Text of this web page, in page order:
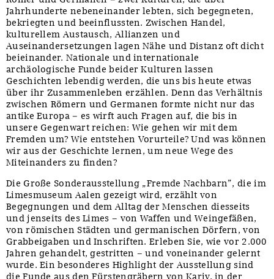
Jahrhunderte nebeneinander lebten, sich begegneten,
bekriegten und beeinflussten. Zwischen Handel,
kulturellem Austausch, Allianzen und
Auseinandersetzungen lagen Nähe und Distanz oft dicht
beieinander. Nationale und internationale
archäologische Funde beider Kulturen lassen
Geschichten lebendig werden, die uns bis heute etwas
über ihr Zusammenleben erzählen. Denn das Verhältnis
zwischen Römern und Germanen formte nicht nur das
antike Europa – es wirft auch Fragen auf, die bis in
unsere Gegenwart reichen: Wie gehen wir mit dem
Fremden um? Wie entstehen Vorurteile? Und was können
wir aus der Geschichte lernen, um neue Wege des
Miteinanders zu finden?
Die Große Sonderausstellung „Fremde Nachbarn”, die im
Limesmuseum Aalen gezeigt wird, erzählt von
Begegnungen und dem Alltag der Menschen diesseits
und jenseits des Limes – von Waffen und Weingefäßen,
von römischen Städten und germanischen Dörfern, von
Grabbeigaben und Inschriften. Erleben Sie, wie vor 2.000
Jahren gehandelt, gestritten – und voneinander gelernt
wurde. Ein besonderes Highlight der Ausstellung sind
die Funde aus den Fürstengräbern von Kariv, in der